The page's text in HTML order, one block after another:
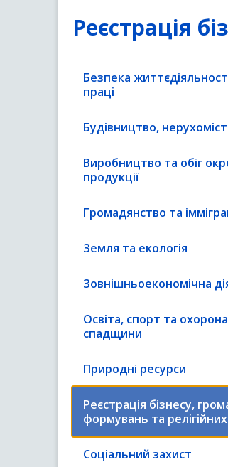
Реєстрація
Безпека
праці
Будівництво,
Виробництво та обіг
продукції
Громадянство та
Земля та екологія
Зовнішньоекономічна
Освіта, спорт та
спадщини
Природні ресурси
Реєстрація бізнесу,
формувань та релігійних
Соціальний захист